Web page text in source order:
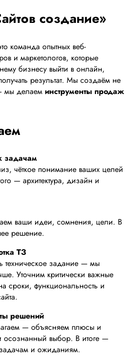
создание»
команда опытных веб-
и маркетологов, которые
бизнесу выйти в онлайн,
результат. Мы создаём не
мы делаем инструменты продаж
задачам
чёткое понимание ваших целей
— архитектура, дизайн и
ваши идеи, сомнения, цели. В
решение.
ТЗ
техническое задание — мы
Уточним критически важные
сроки, функциональность и
решений
— объясняем плюсы и
осознанный выбор. В итоге —
и ожиданиям.